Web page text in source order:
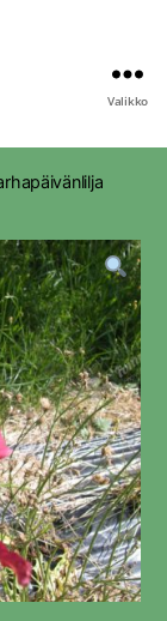
Valikko